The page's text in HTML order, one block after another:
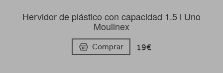
Hervidor de plástico con capacidad 1.5 l Uno
Moulinex
Comprar 19€